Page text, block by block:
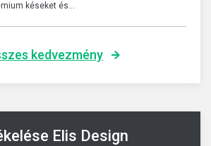
késeket és…
kedvezmény
Elis Design